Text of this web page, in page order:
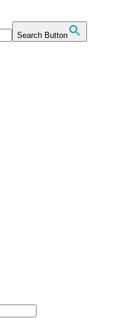
Search Button